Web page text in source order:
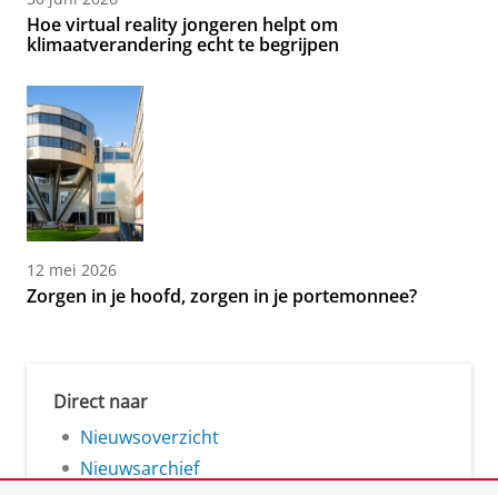
Hoe virtual reality jongeren helpt om
klimaatverandering echt te begrijpen
12 mei 2026
Zorgen in je hoofd, zorgen in je portemonnee?
Direct naar
Nieuwsoverzicht
Nieuwsarchief